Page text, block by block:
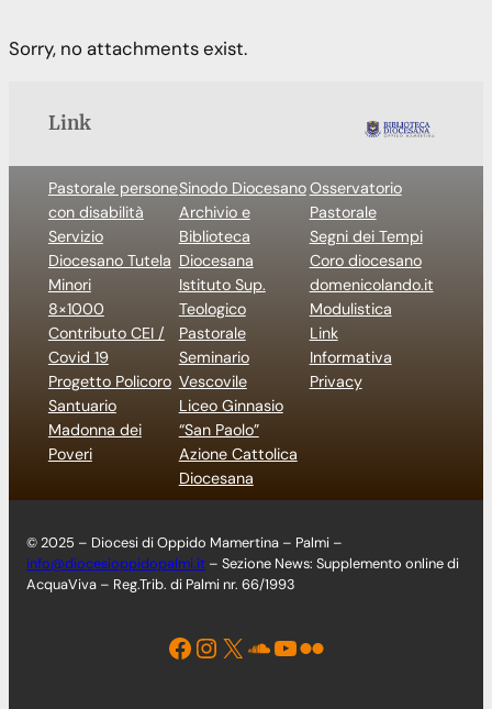
Sorry, no attachments exist.
Link
Pastorale persone
con disabilità
Servizio
Diocesano Tutela
Minori
8×1000
Contributo CEI /
Covid 19
Progetto Policoro
Santuario
Madonna dei
Poveri
Sinodo Diocesano
Archivio e
Biblioteca
Diocesana
Istituto Sup.
Teologico
Pastorale
Seminario
Vescovile
Liceo Ginnasio
“San Paolo”
Azione Cattolica
Diocesana
Osservatorio
Pastorale
Segni dei Tempi
Coro diocesano
domenicolando.it
Modulistica
Link
Informativa
Privacy
© 2025 – Diocesi di Oppido Mamertina – Palmi –
info@diocesioppidopalmi.it – Sezione News: Supplemento online di
AcquaViva – Reg.Trib. di Palmi nr. 66/1993
Facebook Instagram X Soundcloud YouTube Flickr